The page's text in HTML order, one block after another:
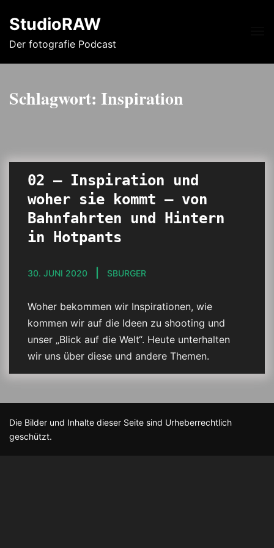
StudioRAW
Der fotografie Podcast
Schlagwort: Inspiration
02 – Inspiration und
woher sie kommt – von
Bahnfahrten und Hintern
in Hotpants
30. JUNI 2020 SBURGER
Woher bekommen wir Inspirationen, wie
kommen wir auf die Ideen zu shooting und
unser „Blick auf die Welt“. Heute unterhalten
wir uns über diese und andere Themen.
Die Bilder und Inhalte dieser Seite sind Urheberrechtlich
geschützt.